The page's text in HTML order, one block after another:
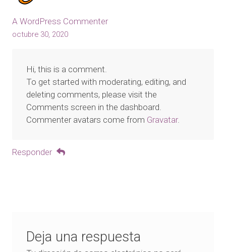
A WordPress Commenter
octubre 30, 2020
Hi, this is a comment.
To get started with moderating, editing, and
deleting comments, please visit the
Comments screen in the dashboard.
Commenter avatars come from Gravatar.
Responder
Deja una respuesta